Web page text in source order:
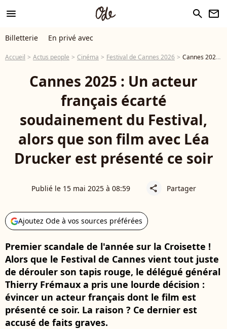
menu search newsletter
Billetterie En privé avec
Accueil Actus people Cinéma Festival de Cannes 2026 Cannes 2025 : Un acteur français écarté soudainement du Festival, alors que son film avec Léa Drucker est présenté ce soir
Cannes 2025 : Un acteur
français écarté
soudainement du Festival,
alors que son film avec Léa
Drucker est présenté ce soir
Publié le 15 mai 2025 à 08:59 share Partager
Ajoutez Ode à vos sources préférées
Premier scandale de l'année sur la Croisette !
Alors que le Festival de Cannes vient tout juste
de dérouler son tapis rouge, le délégué général
Thierry Frémaux a pris une lourde décision :
évincer un acteur français dont le film est
présenté ce soir. La raison ? Ce dernier est
accusé de faits graves.